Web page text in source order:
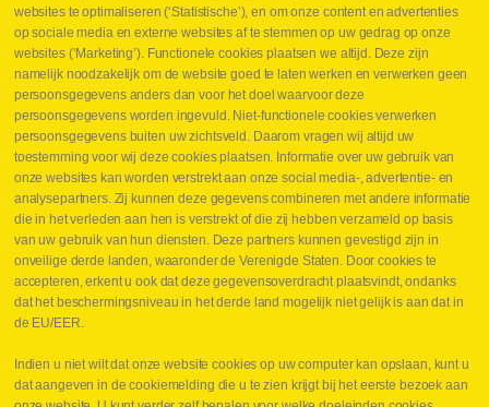
Leveringen
Drukcontrole set
Persmaten
Herstellen cilinders
Hoe opmeten?
Hydrogroepen
Hydraulische slangen
Contact VB Parts
Abraham Hansstraat 7 ,B-8800 Roeselare
Tel. +32 (0)51 24 06 05
E-mail info@vbparts.be
⏳ Laatste maand Webtec-promotie!
⏳ Laatste kans voor onze promo
websites te optimaliseren (‘Statistische’), en om onze content en advertenties
op sociale media en externe websites af te stemmen op uw gedrag op onze
websites (‘Marketing’). Functionele cookies plaatsen we altijd. Deze zijn
namelijk noodzakelijk om de website goed te laten werken en verwerken geen
persoonsgegevens anders dan voor het doel waarvoor deze
persoonsgegevens worden ingevuld. Niet-functionele cookies verwerken
persoonsgegevens buiten uw zichtsveld. Daarom vragen wij altijd uw
toestemming voor wij deze cookies plaatsen. Informatie over uw gebruik van
onze websites kan worden verstrekt aan onze social media-, advertentie- en
analysepartners. Zij kunnen deze gegevens combineren met andere informatie
die in het verleden aan hen is verstrekt of die zij hebben verzameld op basis
van uw gebruik van hun diensten. Deze partners kunnen gevestigd zijn in
onveilige derde landen, waaronder de Verenigde Staten. Door cookies te
accepteren, erkent u ook dat deze gegevensoverdracht plaatsvindt, ondanks
dat het beschermingsniveau in het derde land mogelijk niet gelijk is aan dat in
de EU/EER.
Indien u niet wilt dat onze website cookies op uw computer kan opslaan, kunt u
dat aangeven in de cookiemelding die u te zien krijgt bij het eerste bezoek aan